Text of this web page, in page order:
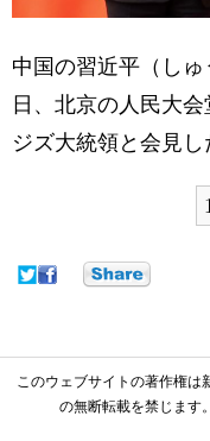
中国の習近平（し
日、北京の人民大
ジズ大統領と会見し
このウェブサイトの著作権は
の無断転載を禁じます